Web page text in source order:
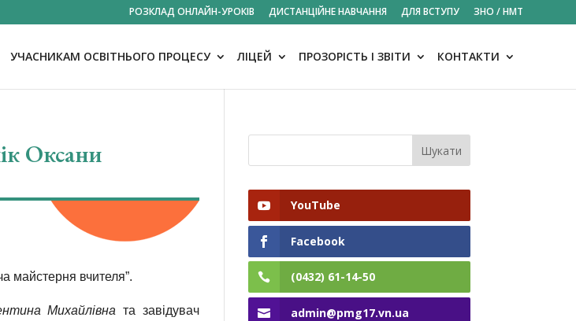
РОЗКЛАД ОНЛАЙН-УРОКІВ ДИСТАНЦІЙНЕ НАВЧАННЯ ДЛЯ ВСТУПУ ЗНО / НМТ
УЧАСНИКАМ ОСВІТНЬОГО ПРОЦЕСУ ЛІЦЕЙ ПРОЗОРІСТЬ І ЗВІТИ КОНТАКТИ
Оксани
майстерня вчителя”.
Михайлівна та завідувач
YouTube
Facebook
(0432) 61-14-50
admin@pmg17.vn.ua